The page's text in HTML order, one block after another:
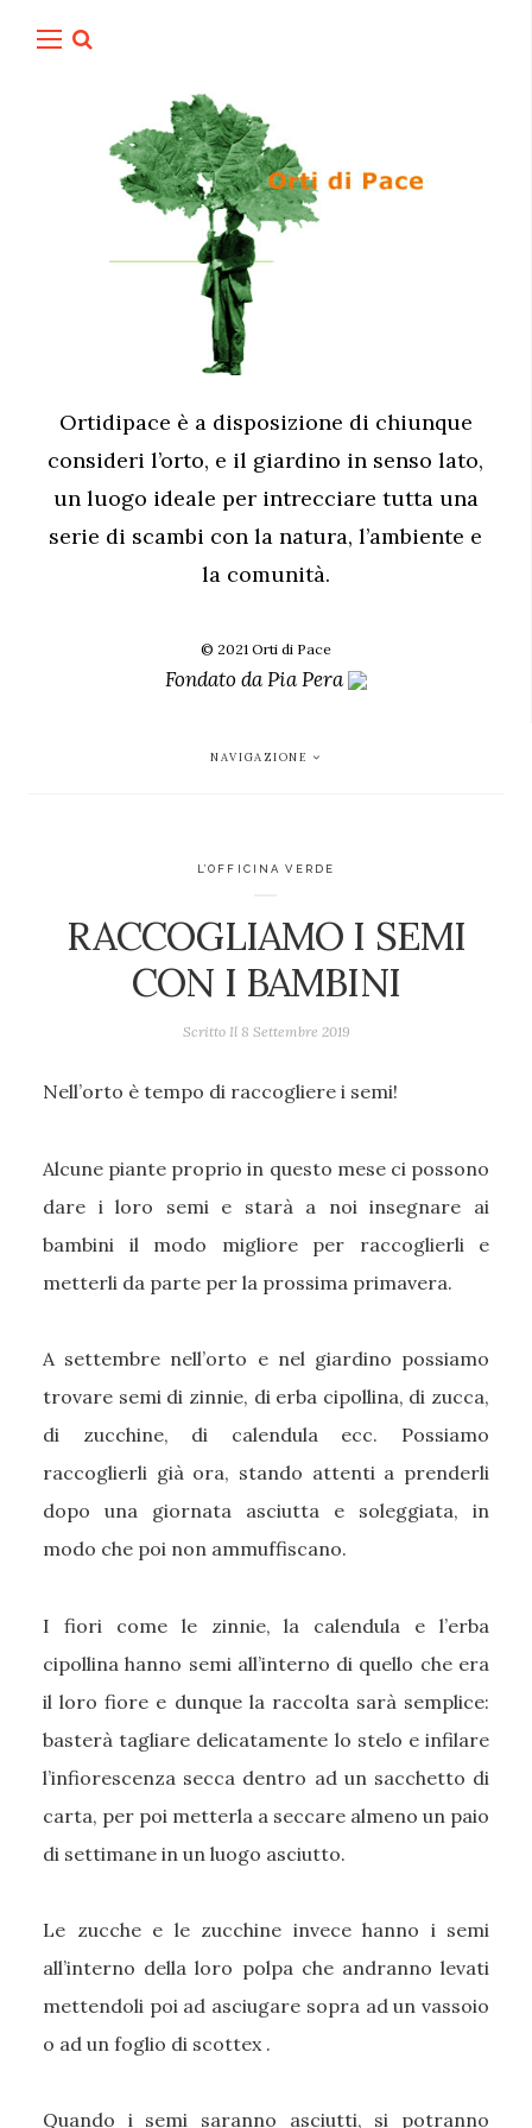
Ortidipace è a disposizione di chiunque
consideri l’orto, e il giardino in senso lato,
un luogo ideale per intrecciare tutta una
serie di scambi con la natura, l’ambiente e
la comunità.
© 2021 Orti di Pace
Fondato daPia Pera
NAVIGAZIONE
L’OFFICINA VERDE
RACCOGLIAMO I SEMI
CON I BAMBINI
Scritto Il 8 Settembre 2019
Nell’orto è tempo di raccogliere i semi!
Alcune piante proprio in questo mese ci possono
dare i loro semi e starà a noi insegnare ai
bambini il modo migliore per raccoglierli e
metterli da parte per la prossima primavera.
A settembre nell’orto e nel giardino possiamo
trovare semi di zinnie, di erba cipollina, di zucca,
di zucchine, di calendula ecc. Possiamo
raccoglierli già ora, stando attenti a prenderli
dopo una giornata asciutta e soleggiata, in
modo che poi non ammuffiscano.
I fiori come le zinnie, la calendula e l’erba
cipollina hanno semi all’interno di quello che era
il loro fiore e dunque la raccolta sarà semplice:
basterà tagliare delicatamente lo stelo e infilare
l’infiorescenza secca dentro ad un sacchetto di
carta, per poi metterla a seccare almeno un paio
di settimane in un luogo asciutto.
Le zucche e le zucchine invece hanno i semi
all’interno della loro polpa che andranno levati
mettendoli poi ad asciugare sopra ad un vassoio
o ad un foglio di scottex .
Quando i semi saranno asciutti, si potranno